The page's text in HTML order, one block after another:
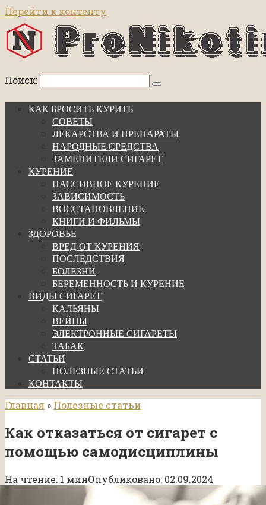
Перейти к контенту
Поиск:
КАК БРОСИТЬ КУРИТЬ
СОВЕТЫ
ЛЕКАРСТВА И ПРЕПАРАТЫ
НАРОДНЫЕ СРЕДСТВА
ЗАМЕНИТЕЛИ СИГАРЕТ
КУРЕНИЕ
ПАССИВНОЕ КУРЕНИЕ
ЗАВИСИМОСТЬ
ВОССТАНОВЛЕНИЕ
КНИГИ И ФИЛЬМЫ
ЗДОРОВЬЕ
ВРЕД ОТ КУРЕНИЯ
ПОСЛЕДСТВИЯ
БОЛЕЗНИ
БЕРЕМЕННОСТЬ И КУРЕНИЕ
ВИДЫ СИГАРЕТ
КАЛЬЯНЫ
ВЕЙПЫ
ЭЛЕКТРОННЫЕ СИГАРЕТЫ
ТАБАК
СТАТЬИ
ПОЛЕЗНЫЕ СТАТЬИ
КОНТАКТЫ
Главная » Полезные статьи
Как отказаться от сигарет с
помощью самодисциплины
На чтение: 1 минОпубликовано: 02.09.2024